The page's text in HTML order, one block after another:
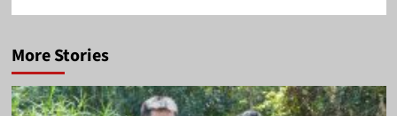
More Stories